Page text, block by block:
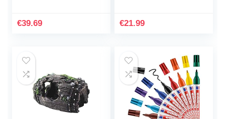
Hulpmiddelen Instellen
€39.69
Kunstmatige
€21.99